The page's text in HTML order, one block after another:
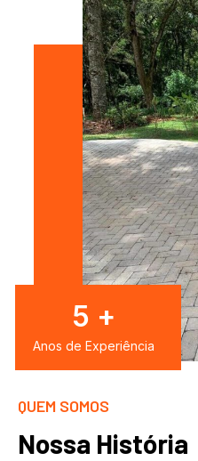
QUEM SOMOS
Nossa História
7 +
Anos de Experiência